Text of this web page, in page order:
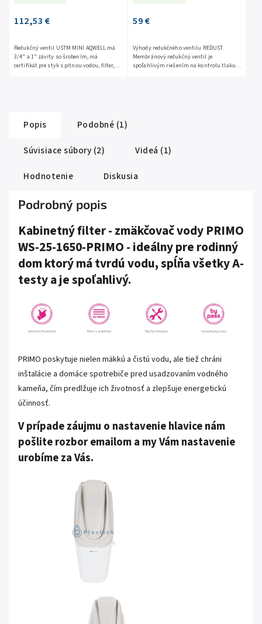
112,53 €
Redukčný ventil USTM MINI AQWELL má
3/4" a 1" závity so šrobením, má
certifikát pre styk s pitnou vodou, filter,
59 €
Výhody redukčného ventilu REDUST
Membránový redukčný ventil je
spoľahlivým riešením na kontrolu tlaku
Popis
Podobné (1)
Súvisiace súbory (2)
Videá (1)
Hodnotenie
Diskusia
Podrobný popis
Kabinetný filter - zmäkčovač vody PRIMO
WS-25-1650-PRIMO - ideálny pre rodinný
dom ktorý má tvrdú vodu, spĺňa všetky A-
testy a je spoľahlivý.
PRIMO poskytuje nielen mäkkú a čistú vodu, ale tiež chráni
inštalácie a domáce spotrebiče pred usadzovaním vodného
kameňa, čím predlžuje ich životnosť a zlepšuje energetickú
účinnosť.
V prípade záujmu o nastavenie hlavice nám
pošlite rozbor emailom a my Vám nastavenie
urobíme za Vás.